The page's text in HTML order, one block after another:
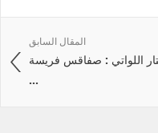
المقال السابق
اللواتي : صفاقس فريسة
...